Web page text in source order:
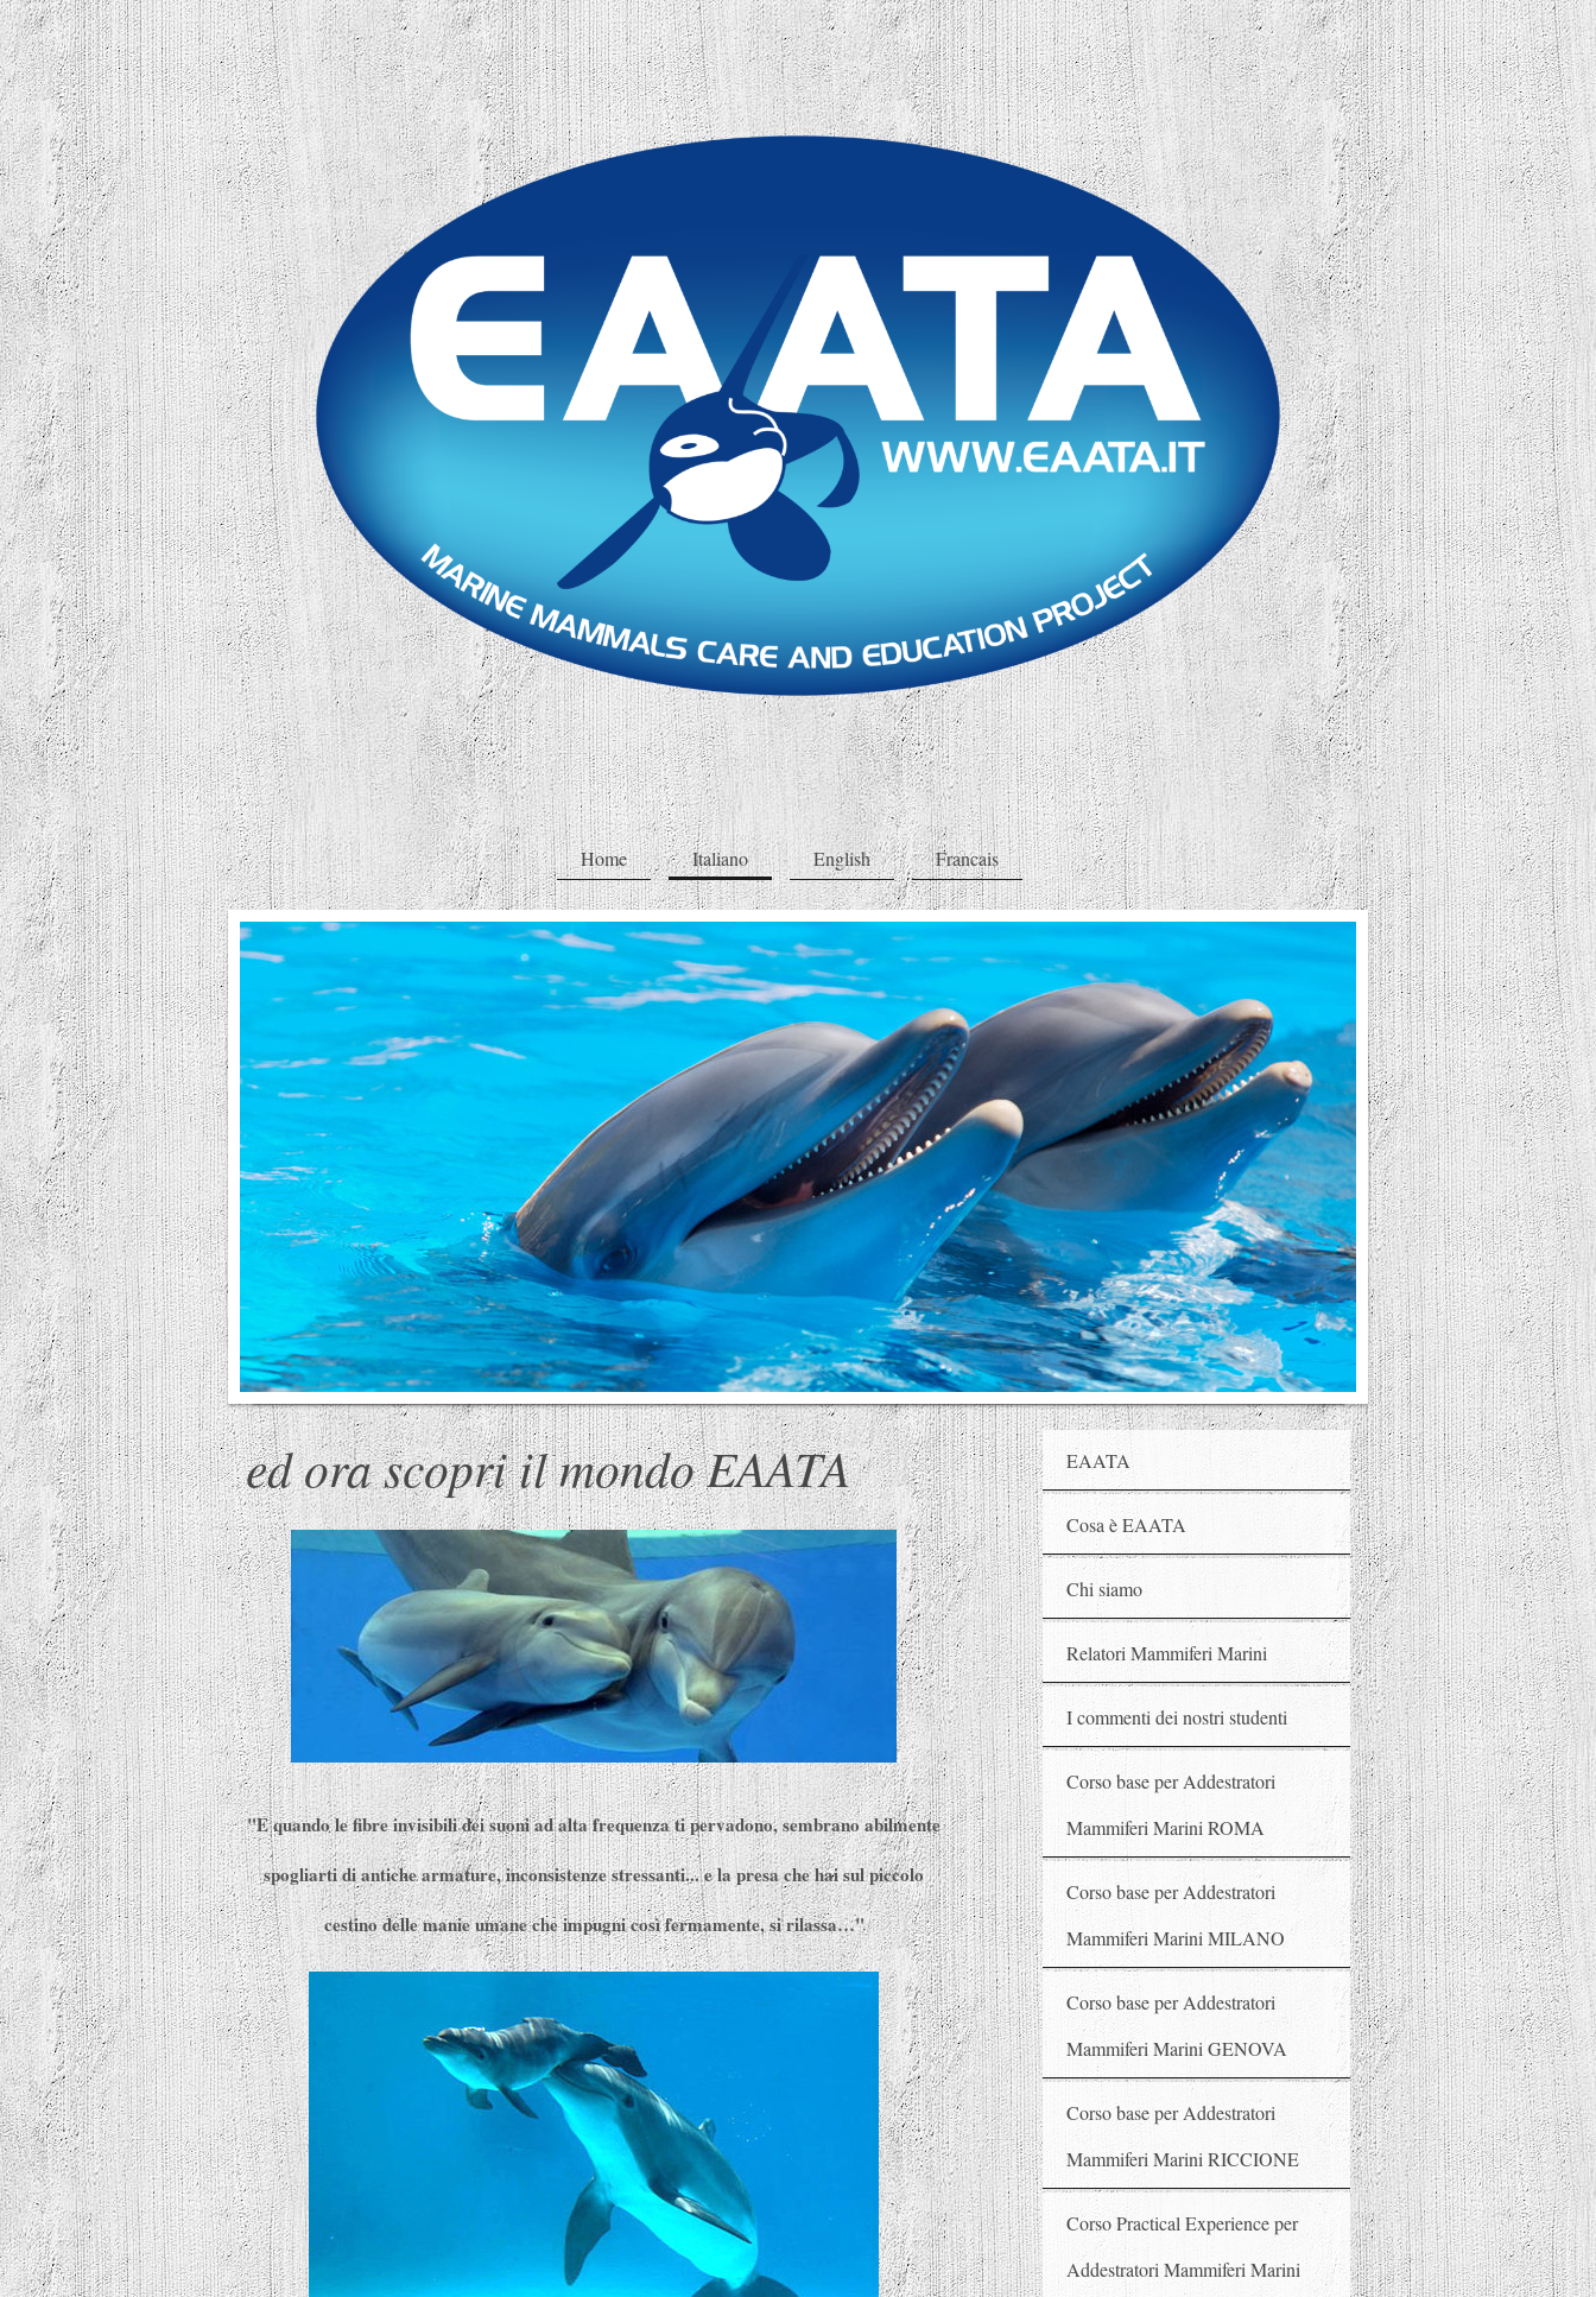
Home Italiano English Francais
ed ora scopri il mondo EAATA
"E quando le fibre invisibili dei suoni ad alta frequenza ti pervadono, sembrano abilmente
spogliarti di antiche armature, inconsistenze stressanti... e la presa che hai sul piccolo
cestino delle manie umane che impugni così fermamente, si rilassa… "
EAATA
Cosa è EAATA
Chi siamo
Relatori Mammiferi Marini
I commenti dei nostri studenti
Corso base per Addestratori
Mammiferi Marini ROMA
Corso base per Addestratori
Mammiferi Marini MILANO
Corso base per Addestratori
Mammiferi Marini GENOVA
Corso base per Addestratori
Mammiferi Marini RICCIONE
Corso Practical Experience per
Addestratori Mammiferi Marini